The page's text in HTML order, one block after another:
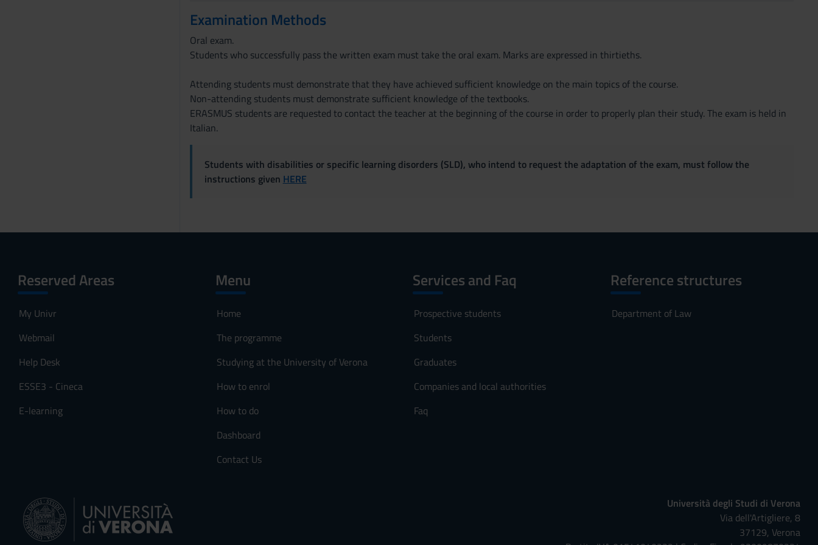
Examination Methods
Oral exam.
Students who successfully pass the written exam must take the oral exam. Marks are expressed in thirtieths.
Attending students must demonstrate that they have achieved sufficient knowledge on the main topics of the course.
Non-attending students must demonstrate sufficient knowledge of the textbooks.
ERASMUS students are requested to contact the teacher at the beginning of the course in order to properly plan their study. The exam is held in
Italian.
Students with disabilities or specific learning disorders (SLD), who intend to request the adaptation of the exam, must follow the
instructions given HERE
Reserved Areas
My Univr
Webmail
Help Desk
ESSE3 - Cineca
E-learning
Menu
Home
The programme
Studying at the University of Verona
How to enrol
How to do
Dashboard
Contact Us
Services and Faq
Prospective students
Students
Graduates
Companies and local authorities
Faq
Reference structures
Department of Law
Università degli Studi di Verona
Via dell'Artigliere, 8
37129, Verona